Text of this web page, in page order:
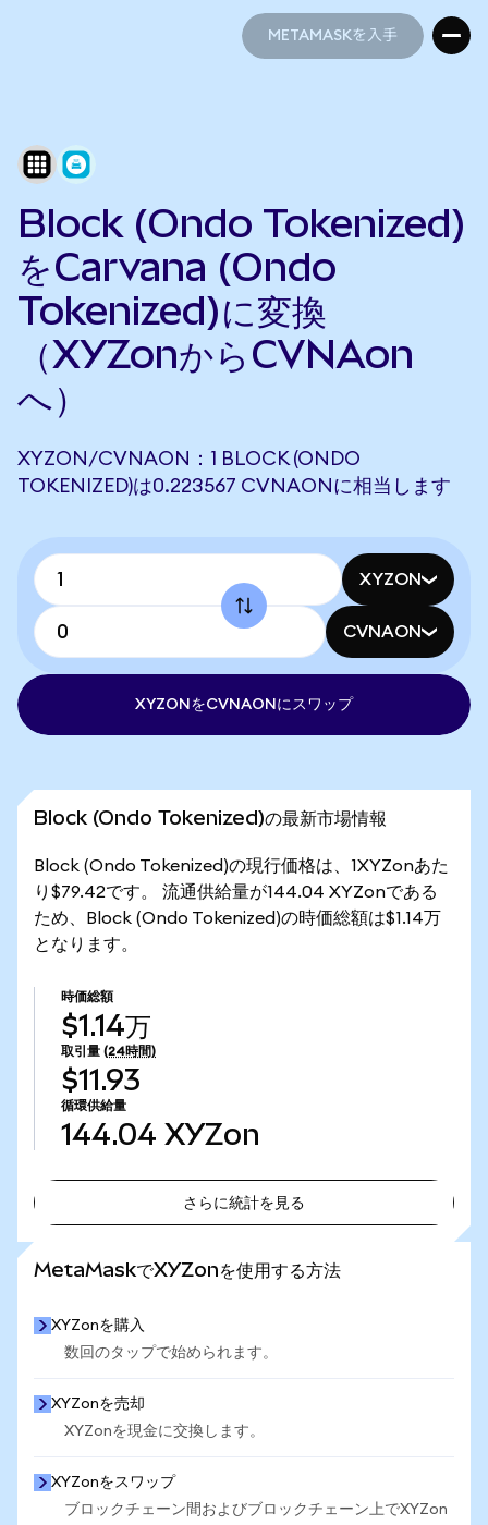
METAMASKを入手
Block (Ondo Tokenized)
をCarvana (Ondo
Tokenized)に変換
（XYZonからCVNAon
へ）
XYZON/CVNAON：1 BLOCK (ONDO
TOKENIZED)は0.223567 CVNAONに相当します
XYZON
CVNAON
XYZONをCVNAONにスワップ
Block (Ondo Tokenized)の最新市場情報
Block (Ondo Tokenized)の現行価格は、1XYZonあた
り$79.42です。 流通供給量が144.04 XYZonである
ため、Block (Ondo Tokenized)の時価総額は$1.14万
となります。
時価総額
$1.14万
取引量 (24時間)
$11.93
循環供給量
144.04 XYZon
さらに統計を見る
MetaMaskでXYZonを使用する方法
XYZonを購入
数回のタップで始められます。
XYZonを売却
XYZonを現金に交換します。
XYZonをスワップ
ブロックチェーン間およびブロックチェーン上でXYZon